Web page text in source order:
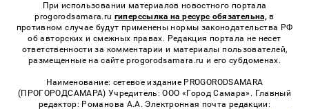
При использовании материалов новостного портала
progorodsamara.ru гиперссылка на ресурс обязательна, в
противном случае будут применены нормы законодательства РФ
об авторских и смежных правах. Редакция портала не несет
ответственности за комментарии и материалы пользователей,
размещенные на сайте progorodsamara.ru и его субдоменах.
Наименование: сетевое издание PROGORODSAMARA
(ПРОГОРОДСАМАРА) Учредитель: ООО «Город Самара». Главный
редактор: Романова А.А. Электронная почта редакции: